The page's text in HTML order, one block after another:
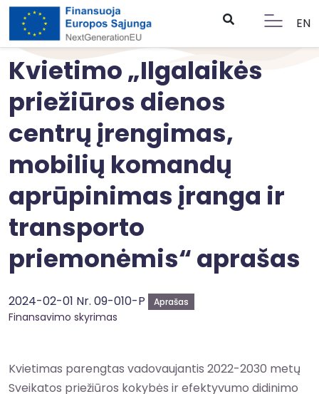
EN
Kvietimo „Ilgalaikės
priežiūros dienos
centrų įrengimas,
mobilių komandų
aprūpinimas įranga ir
transporto
priemonėmis“ aprašas
2024-02-01 Nr. 09-010-P Aprašas
Finansavimo skyrimas
Kvietimas parengtas vadovaujantis 2022-2030 metų
Sveikatos priežiūros kokybės ir efektyvumo didinimo